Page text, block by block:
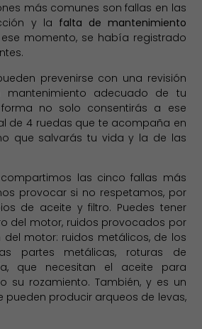
más comunes son fallas en las
y la falta de mantenimiento
momento, se había registrado
prevenirse con una revisión
adecuado de tu
no solo consentirás a ese
de 4 ruedas que te acompaña en
que salvarás tu vida y la de las
las cinco fallas más
provocar si no respetamos, por
de aceite y filtro. Puedes tener
del motor, ruidos provocados por
motor: ruidos metálicos, de los
partes metálicas, roturas de
que necesitan el aceite para
su rozamiento. También, y es un
pueden producir arqueos de levas,